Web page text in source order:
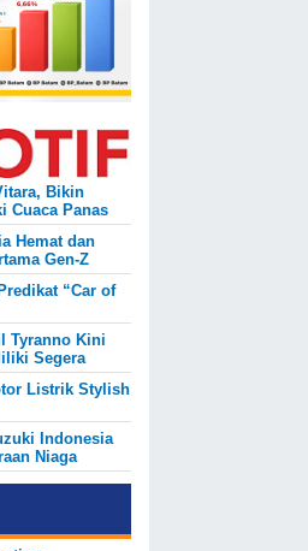
Bikin
Cuaca Panas
Hemat dan
Gen-Z
“Car of
Tyranno Kini
Segera
Listrik Stylish
Indonesia
Niaga